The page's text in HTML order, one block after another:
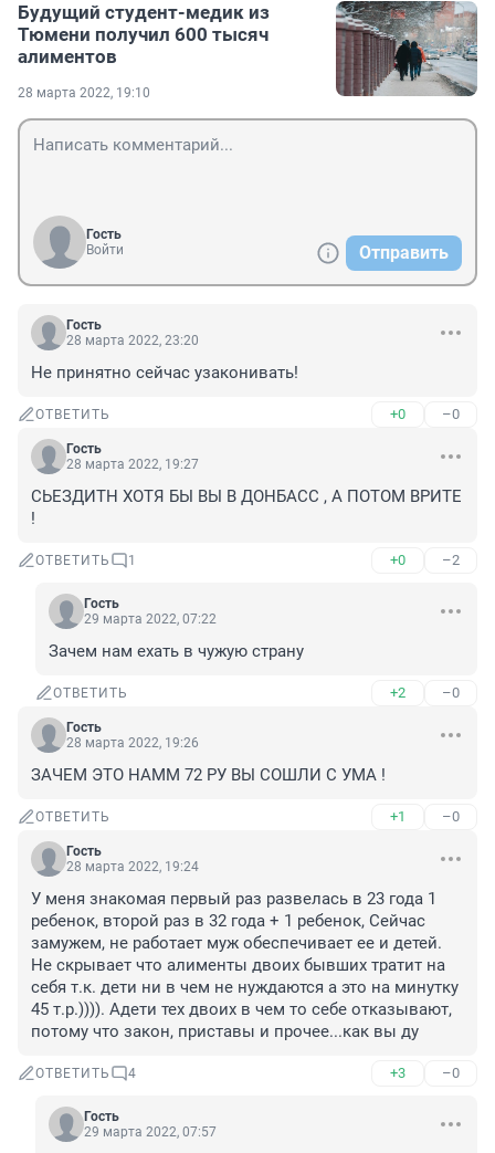
Будущий студент-медик из
Тюмени получил 600 тысяч
алиментов
28 марта 2022, 19:10
Гость
Войти
Отправить
Гость
28 марта 2022, 23:20
Не принятно сейчас узаконивать!
ОТВЕТИТЬ +0 –0
Гость
28 марта 2022, 19:27
СЬЕЗДИТН ХОТЯ БЫ ВЫ В ДОНБАСС , А ПОТОМ ВРИТЕ
!
ОТВЕТИТЬ 1 +0 –2
Гость
29 марта 2022, 07:22
Зачем нам ехать в чужую страну
ОТВЕТИТЬ +2 –0
Гость
28 марта 2022, 19:26
ЗАЧЕМ ЭТО НАММ 72 РУ ВЫ СОШЛИ С УМА !
ОТВЕТИТЬ +1 –0
Гость
28 марта 2022, 19:24
У меня знакомая первый раз развелась в 23 года 1
ребенок, второй раз в 32 года + 1 ребенок, Сейчас
замужем, не работает муж обеспечивает ее и детей.
Не скрывает что алименты двоих бывших тратит на
себя т.к. дети ни в чем не нуждаются а это на минутку
45 т.р.)))). Адети тех двоих в чем то себе отказывают,
потому что закон, приставы и прочее...как вы ду
ОТВЕТИТЬ 4 +3 –0
Гость
29 марта 2022, 07:57